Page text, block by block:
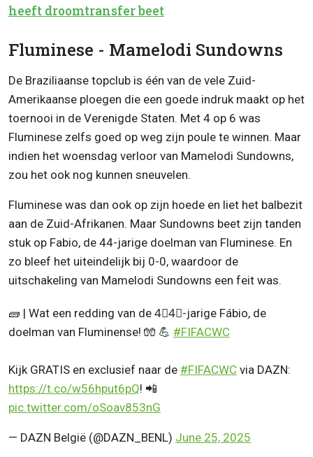
heeft droomtransfer beet
Fluminese - Mamelodi Sundowns
De Braziliaanse topclub is één van de vele Zuid-
Amerikaanse ploegen die een goede indruk maakt op het
toernooi in de Verenigde Staten. Met 4 op 6 was
Fluminese zelfs goed op weg zijn poule te winnen. Maar
indien het woensdag verloor van Mamelodi Sundowns,
zou het ook nog kunnen sneuvelen.
Fluminese was dan ook op zijn hoede en liet het balbezit
aan de Zuid-Afrikanen. Maar Sundowns beet zijn tanden
stuk op Fabio, de 44-jarige doelman van Fluminese. En
zo bleef het uiteindelijk bij 0-0, waardoor de
uitschakeling van Mamelodi Sundowns een feit was.
🧱 | Wat een redding van de 4⃣4⃣-jarige Fábio, de
doelman van Fluminense! 🧤 💪 #FIFACWC
Kijk GRATIS en exclusief naar de #FIFACWC via DAZN:
https://t.co/w56hput6pQ! 📲
pic.twitter.com/oSoav853nG
— DAZN België (@DAZN_BENL) June 25, 2025